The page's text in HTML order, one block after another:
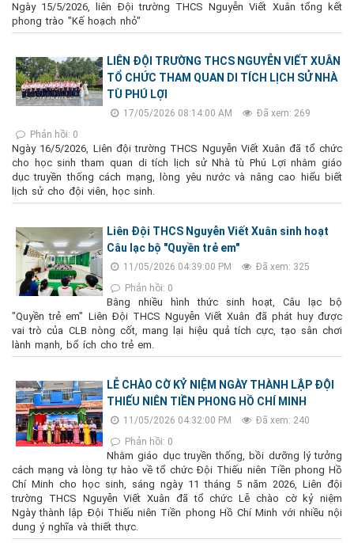
Ngày 15/5/2026, liên Đội trường THCS Nguyễn Viết Xuân tổng kết
phong trào "Kế hoạch nhỏ"
LIÊN ĐỘI TRƯỜNG THCS NGUYỄN VIẾT XUÂN
TỔ CHỨC THAM QUAN DI TÍCH LỊCH SỬ NHÀ
TÙ PHÚ LỢI
17/05/2026 08:14:00 AM
Đã xem: 269
Phản hồi: 0
Ngày 16/5/2026, Liên đội trường THCS Nguyễn Viết Xuân đã tổ chức
cho học sinh tham quan di tích lịch sử Nhà tù Phú Lợi nhằm giáo
dục truyền thống cách mạng, lòng yêu nước và nâng cao hiểu biết
lịch sử cho đội viên, học sinh.
Liên Đội THCS Nguyễn Viết Xuân sinh hoạt
Câu lạc bộ "Quyền trẻ em"
11/05/2026 04:39:00 PM
Đã xem: 325
Phản hồi: 0
Bằng nhiều hình thức sinh hoạt, Câu lạc bộ
"Quyền trẻ em" Liên Đội THCS Nguyễn Viết Xuân đã phát huy được
vai trò của CLB nòng cốt, mang lại hiệu quả tích cực, tạo sân chơi
lành mạnh, bổ ích cho trẻ em.
LỄ CHÀO CỜ KỶ NIỆM NGÀY THÀNH LẬP ĐỘI
THIẾU NIÊN TIỀN PHONG HỒ CHÍ MINH
11/05/2026 04:32:00 PM
Đã xem: 240
Phản hồi: 0
Nhằm giáo dục truyền thống, bồi dưỡng lý tưởng
cách mạng và lòng tự hào về tổ chức Đội Thiếu niên Tiền phong Hồ
Chí Minh cho học sinh, sáng ngày 11 tháng 5 năm 2026, Liên đội
trường THCS Nguyễn Viết Xuân đã tổ chức Lễ chào cờ kỷ niệm
Ngày thành lập Đội Thiếu niên Tiền phong Hồ Chí Minh với nhiều nội
dung ý nghĩa và thiết thực.